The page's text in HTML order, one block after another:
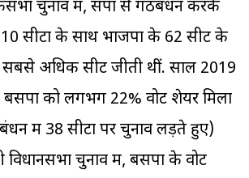
चुनाव में, सपा से गठबंधन करके
सीटों के साथ भाजपा के 62 सीट के
सबसे अधिक सीटें जीती थीं. साल 2019
को लगभग 22% वोट शेयर मिला
में 38 सीटों पर चुनाव लड़ते हुए)
विधानसभा चुनाव में, बसपा के वोट